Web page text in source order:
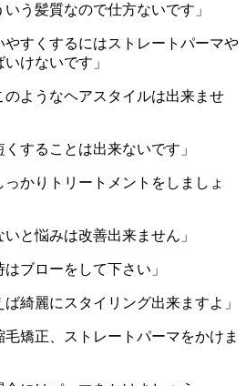
いう髪質なので仕方ないです」
やすくするにはストレートパーマや
けないです」
のようなヘアスタイルは出来ませ
くすることは出来ないです」
っかりトリートメントをしましょ
いと悩みは改善出来ません」
ブローをして下さい」
ば綺麗にスタイリング出来ますよ」
毛矯正、ストレートパーマをかけま